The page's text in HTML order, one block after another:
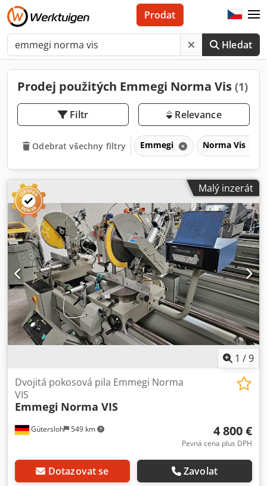
Hledat
Prodat
Prodej použitých Emmegi Norma Vis (1)
Filtr Relevance
Odebrat všechny filtry Emmegi Norma Vis
Malý inzerát
1 /9
Gütersloh 549 km
Dvojitá pokosová pila Emmegi Norma
VIS
Emmegi Norma VIS
4 800 €
Pevná cena plus DPH
Dotazovat se Zavolat